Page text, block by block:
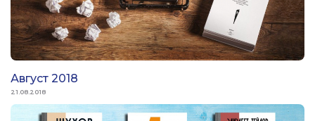
Август 2018
21.08.2018